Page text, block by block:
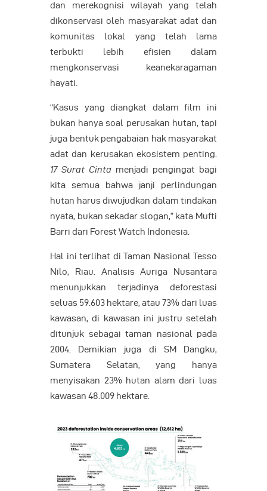
dan merekognisi wilayah yang telah
dikonservasi oleh masyarakat adat dan
komunitas lokal yang telah lama
terbukti lebih efisien dalam
mengkonservasi keanekaragaman
hayati.
“Kasus yang diangkat dalam film ini
bukan hanya soal perusakan hutan, tapi
juga bentuk pengabaian hak masyarakat
adat dan kerusakan ekosistem penting.
17 Surat Cinta menjadi pengingat bagi
kita semua bahwa janji perlindungan
hutan harus diwujudkan dalam tindakan
nyata, bukan sekadar slogan,” kata Mufti
Barri dari Forest Watch Indonesia.
Hal ini terlihat di Taman Nasional Tesso
Nilo, Riau. Analisis Auriga Nusantara
menunjukkan terjadinya deforestasi
seluas 59.603 hektare, atau 73% dari luas
kawasan, di kawasan ini justru setelah
ditunjuk sebagai taman nasional pada
2004. Demikian juga di SM Dangku,
Sumatera Selatan, yang hanya
menyisakan 23% hutan alam dari luas
kawasan 48.009 hektare.